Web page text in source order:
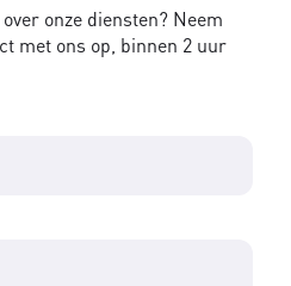
onze diensten? Neem
met ons op, binnen 2 uur